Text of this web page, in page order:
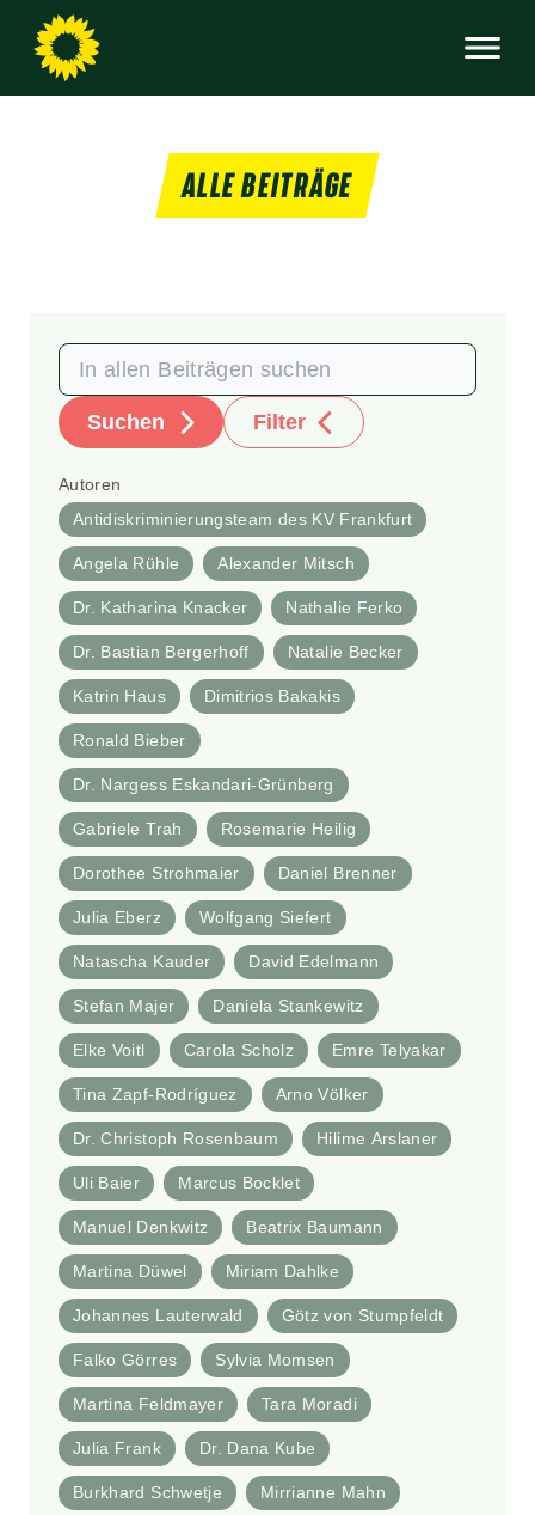
ALLE BEITRÄGE
Suchen Filter
Autoren
Antidiskriminierungsteam des KV Frankfurt
Angela Rühle Alexander Mitsch
Dr. Katharina Knacker Nathalie Ferko
Dr. Bastian Bergerhoff Natalie Becker
Katrin Haus Dimitrios Bakakis
Ronald Bieber
Dr. Nargess Eskandari-Grünberg
Gabriele Trah Rosemarie Heilig
Dorothee Strohmaier Daniel Brenner
Julia Eberz Wolfgang Siefert
Natascha Kauder David Edelmann
Stefan Majer Daniela Stankewitz
Elke Voitl Carola Scholz Emre Telyakar
Tina Zapf-Rodríguez Arno Völker
Dr. Christoph Rosenbaum Hilime Arslaner
Uli Baier Marcus Bocklet
Manuel Denkwitz Beatrix Baumann
Martina Düwel Miriam Dahlke
Johannes Lauterwald Götz von Stumpfeldt
Falko Görres Sylvia Momsen
Martina Feldmayer Tara Moradi
Julia Frank Dr. Dana Kube
Burkhard Schwetje Mirrianne Mahn